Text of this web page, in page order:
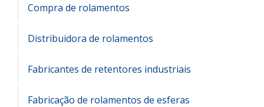
Compra de rolamentos
Distribuidora de rolamentos
Fabricantes de retentores industriais
Fabricação de rolamentos de esferas